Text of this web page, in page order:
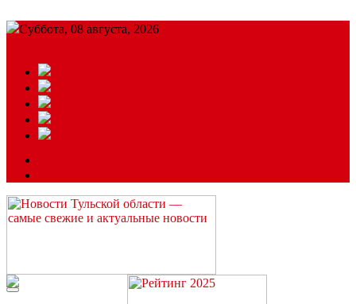
Суббота, 08 августа, 2026
Читайте последние новости дня в Тульской области на сайте
“ЗаНовомосковск”